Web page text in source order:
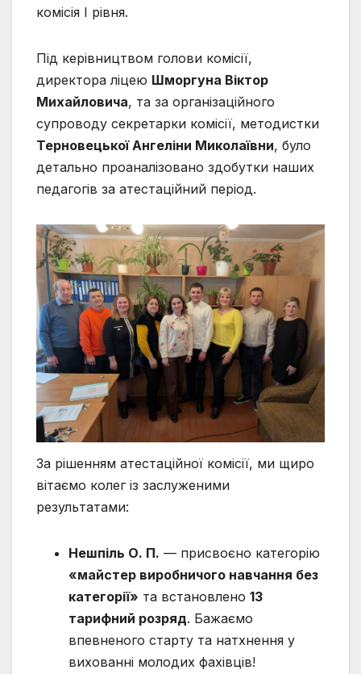
комісія І рівня.
Під керівництвом голови комісії,
директора ліцею Шморгуна Віктор
Михайловича, та за організаційного
супроводу секретарки комісії, методистки
Терновецької Ангеліни Миколаївни, було
детально проаналізовано здобутки наших
педагогів за атестаційний період.
За рішенням атестаційної комісії, ми щиро
вітаємо колег із заслуженими
результатами:
Нешпіль О. П. — присвоєно категорію
«майстер виробничого навчання без
категорії» та встановлено 13
тарифний розряд. Бажаємо
впевненого старту та натхнення у
вихованні молодих фахівців!